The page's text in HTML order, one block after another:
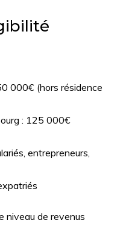
000€ (hors résidence
: 125 000€
entrepreneurs,
niveau de revenus